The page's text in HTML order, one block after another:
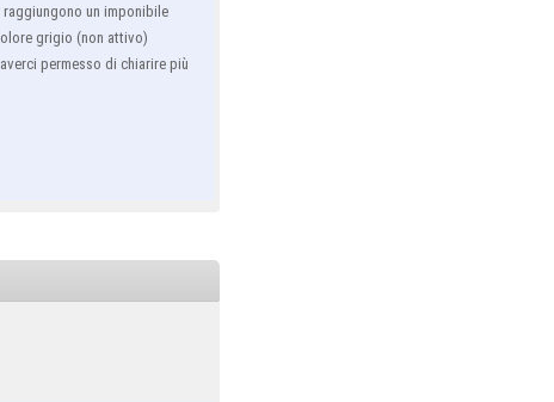
un imponibile
grigio (non attivo)
permesso di chiarire più